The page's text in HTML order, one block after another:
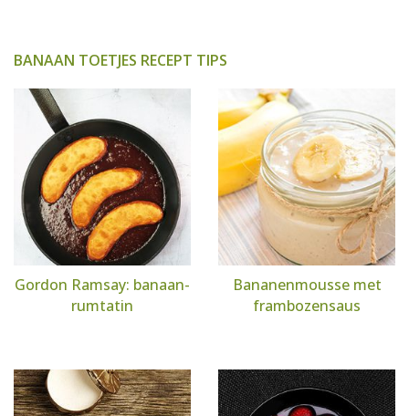
BANAAN TOETJES RECEPT TIPS
Gordon Ramsay: banaan-
rumtatin
Bananenmousse met
frambozensaus